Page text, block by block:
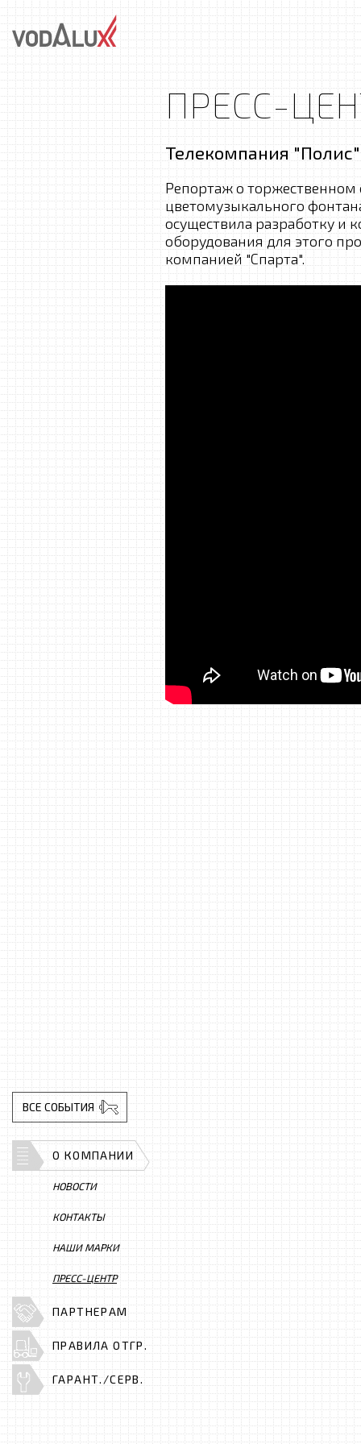
ПРЕСС-
Телекомпания "Полис"
Репортаж о торжественном
цветомузыкального
осуществила разработку и
оборудования для этого
компанией "Спарта".
ВСЕ СОБЫТИЯ
О КОМПАНИИ
НОВОСТИ
КОНТАКТЫ
НАШИ МАРКИ
ПРЕСС-ЦЕНТР
ПАРТНЕРАМ
ПРАВИЛА ОТГР.
ГАРАНТ./СЕРВ.